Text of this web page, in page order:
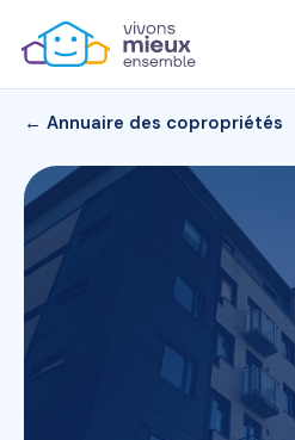
← Annuaire des copropriétés